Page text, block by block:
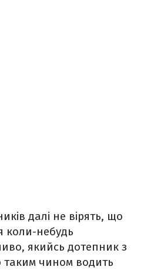
далі не вірять, що
коли-небудь
якийсь дотепник з
таким чином водить